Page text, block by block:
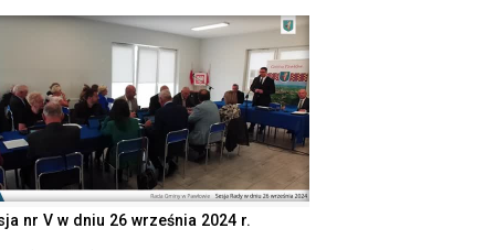
nr V w dniu 26 września 2024 r.